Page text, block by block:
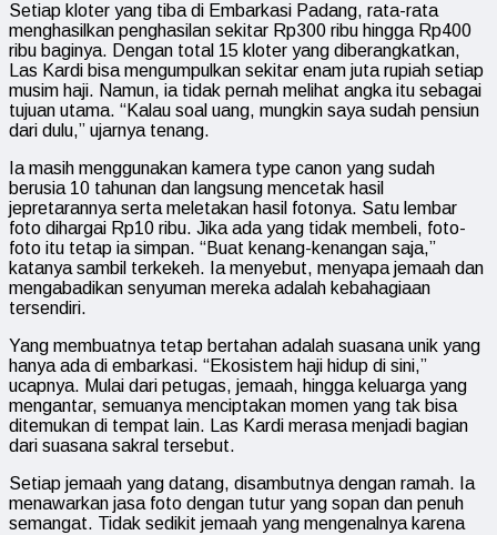
Setiap kloter yang tiba di Embarkasi Padang, rata-rata
menghasilkan penghasilan sekitar Rp300 ribu hingga Rp400
ribu baginya. Dengan total 15 kloter yang diberangkatkan,
Las Kardi bisa mengumpulkan sekitar enam juta rupiah setiap
musim haji. Namun, ia tidak pernah melihat angka itu sebagai
tujuan utama. “Kalau soal uang, mungkin saya sudah pensiun
dari dulu,” ujarnya tenang.
Ia masih menggunakan kamera type canon yang sudah
berusia 10 tahunan dan langsung mencetak hasil
jepretarannya serta meletakan hasil fotonya. Satu lembar
foto dihargai Rp10 ribu. Jika ada yang tidak membeli, foto-
foto itu tetap ia simpan. “Buat kenang-kenangan saja,”
katanya sambil terkekeh. Ia menyebut, menyapa jemaah dan
mengabadikan senyuman mereka adalah kebahagiaan
tersendiri.
Yang membuatnya tetap bertahan adalah suasana unik yang
hanya ada di embarkasi. “Ekosistem haji hidup di sini,”
ucapnya. Mulai dari petugas, jemaah, hingga keluarga yang
mengantar, semuanya menciptakan momen yang tak bisa
ditemukan di tempat lain. Las Kardi merasa menjadi bagian
dari suasana sakral tersebut.
Setiap jemaah yang datang, disambutnya dengan ramah. Ia
menawarkan jasa foto dengan tutur yang sopan dan penuh
semangat. Tidak sedikit jemaah yang mengenalnya karena